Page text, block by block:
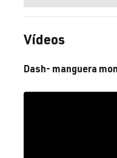
Vídeos
Dash- manguera